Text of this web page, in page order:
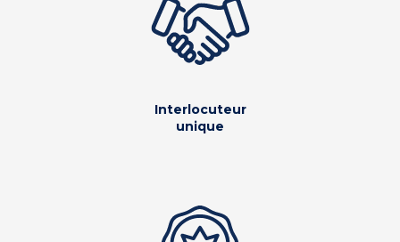
Interlocuteur
unique